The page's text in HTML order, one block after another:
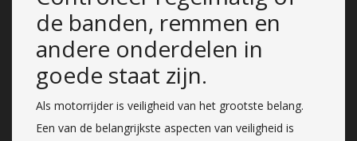
de banden, remmen en
andere onderdelen in
goede staat zijn.
Als motorrijder is veiligheid van het grootste belang.
Een van de belangrijkste aspecten van veiligheid is